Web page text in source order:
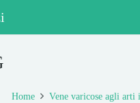
Home
Vene varicose agli